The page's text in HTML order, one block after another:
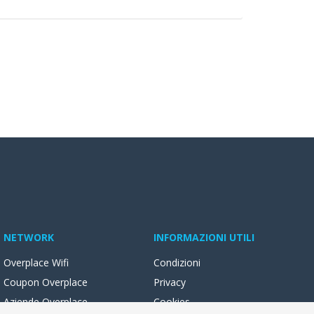
NETWORK
Overplace Wifi
Coupon Overplace
Aziende Overplace
INFORMAZIONI UTILI
Condizioni
Privacy
Cookies